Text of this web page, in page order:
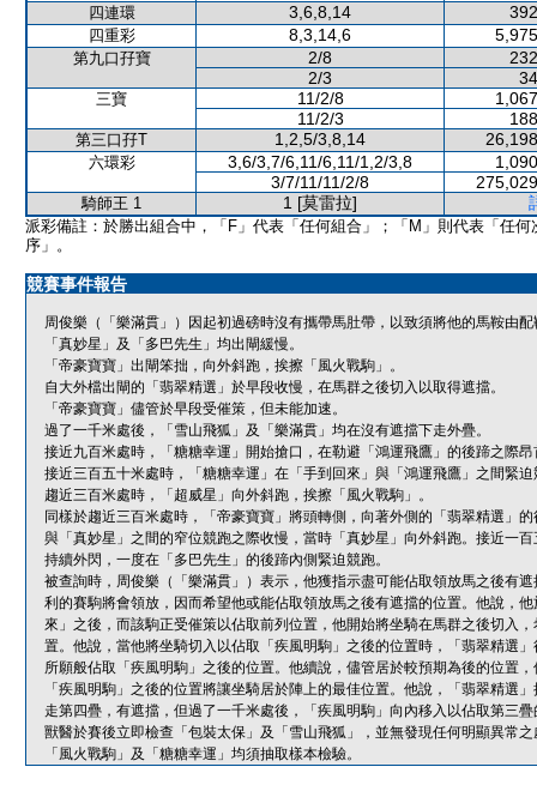
四連環 3,6,8,14
四重彩 8,3,14,6
第九口孖寶 2/8
2/3
三寶 11/2/8
11/2/3
第三口孖T 1,2,5/3,8,14
六環彩 3,6/3,7/6,11/6,11/1,2/3,8
3/7/11/11/2/8
騎師王 1 1 [莫雷拉]
派彩備註：於勝出組合中，「F」代表「任何組合」；「M」則代表「任何
序」。
競賽事件報告
周俊樂（「樂滿貫」）因起初過磅時沒有攜帶馬肚帶，以致須將他的馬鞍由
「真妙星」及「多巴先生」均出閘緩慢。
「帝豪寶寶」出閘笨拙，向外斜跑，挨擦「風火戰駒」。
自大外檔出閘的「翡翠精選」於早段收慢，在馬群之後切入以取得遮擋。
「帝豪寶寶」儘管於早段受催策，但未能加速。
過了一千米處後，「雪山飛狐」及「樂滿貫」均在沒有遮擋下走外疊。
接近九百米處時，「糖糖幸運」開始搶口，在勒避「鴻運飛鷹」的後蹄之際昂
接近三百五十米處時，「糖糖幸運」在「手到回來」與「鴻運飛鷹」之間緊
趨近三百米處時，「超威星」向外斜跑，挨擦「風火戰駒」。
同樣於趨近三百米處時，「帝豪寶寶」將頭轉側，向著外側的「翡翠精選」
與「真妙星」之間的窄位競跑之際收慢，當時「真妙星」向外斜跑。接近一
持續外閃，一度在「多巴先生」的後蹄內側緊迫競跑。
被查詢時，周俊樂（「樂滿貫」）表示，他獲指示盡可能佔取領放馬之後有
利的賽駒將會領放，因而希望他或能佔取領放馬之後有遮擋的位置。他說，
來」之後，而該駒正受催策以佔取前列位置，他開始將坐騎在馬群之後切入
置。他說，當他將坐騎切入以佔取「疾風明駒」之後的位置時，「翡翠精選
所願般佔取「疾風明駒」之後的位置。他續說，儘管居於較預期為後的位置
「疾風明駒」之後的位置將讓坐騎居於陣上的最佳位置。他說，「翡翠精選
走第四疊，有遮擋，但過了一千米處後，「疾風明駒」向內移入以佔取第三
獸醫於賽後立即檢查「包裝太保」及「雪山飛狐」，並無發現任何明顯異常之
「風火戰駒」及「糖糖幸運」均須抽取樣本檢驗。